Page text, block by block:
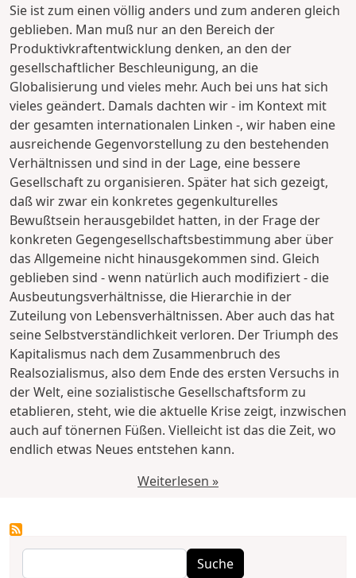
Sie ist zum einen völlig anders und zum anderen gleich
geblieben. Man muß nur an den Bereich der
Produktivkraftentwicklung denken, an den der
gesellschaftlicher Beschleunigung, an die
Globalisierung und vieles mehr. Auch bei uns hat sich
vieles geändert. Damals dachten wir - im Kontext mit
der gesamten internationalen Linken -, wir haben eine
ausreichende Gegenvorstellung zu den bestehenden
Verhältnissen und sind in der Lage, eine bessere
Gesellschaft zu organisieren. Später hat sich gezeigt,
daß wir zwar ein konkretes gegenkulturelles
Bewußtsein herausgebildet hatten, in der Frage der
konkreten Gegengesellschaftsbestimmung aber über
das Allgemeine nicht hinausgekommen sind. Gleich
geblieben sind - wenn natürlich auch modifiziert - die
Ausbeutungsverhältnisse, die Hierarchie in der
Zuteilung von Lebensverhältnissen. Aber auch das hat
seine Selbstverständlichkeit verloren. Der Triumph des
Kapitalismus nach dem Zusammenbruch des
Realsozialismus, also dem Ende des ersten Versuchs in
der Welt, eine sozialistische Gesellschaftsform zu
etablieren, steht, wie die aktuelle Krise zeigt, inzwischen
auch auf tönernen Füßen. Vielleicht ist das die Zeit, wo
endlich etwas Neues entstehen kann.
Weiterlesen »
Suche Suche